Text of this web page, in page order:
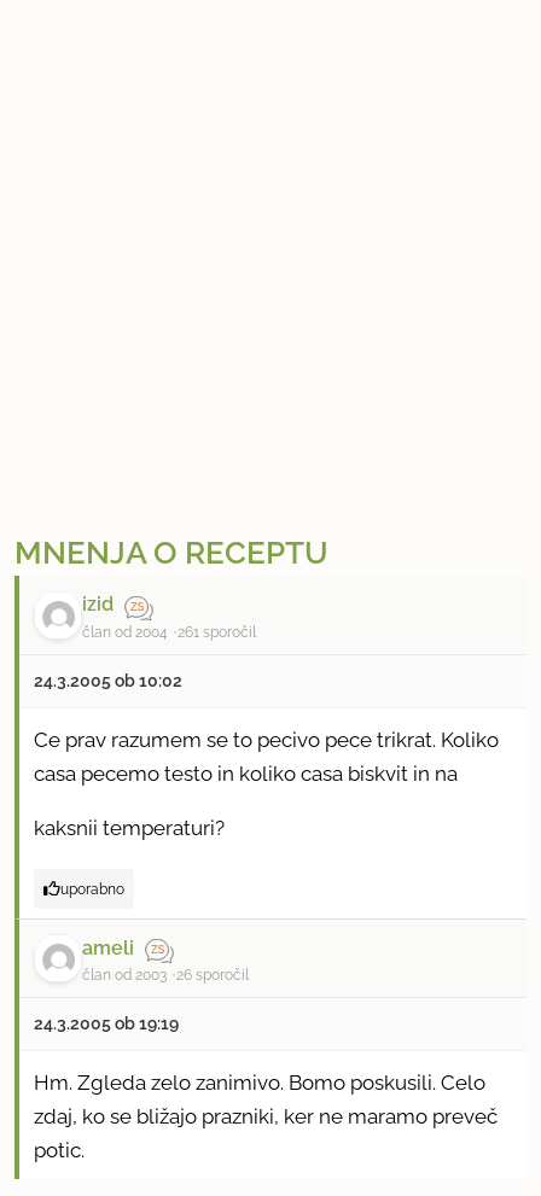
MNENJA O RECEPTU
izid
član od 2004 261 sporočil
24.3.2005 ob 10:02
Ce prav razumem se to pecivo pece trikrat. Koliko
casa pecemo testo in koliko casa biskvit in na
kaksnii temperaturi?
uporabno
ameli
član od 2003 26 sporočil
24.3.2005 ob 19:19
Hm. Zgleda zelo zanimivo. Bomo poskusili. Celo
zdaj, ko se bližajo prazniki, ker ne maramo preveč
potic.